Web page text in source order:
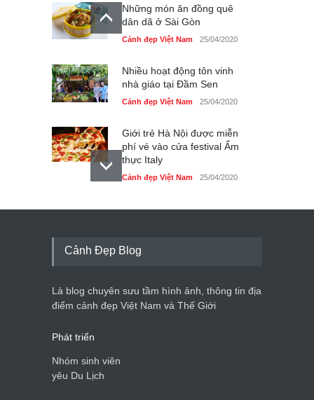
Những món ăn đồng quê
dân dã ở Sài Gòn
Cảnh đẹp Việt Nam 25/04/2020
Nhiều hoạt động tôn vinh
nhà giáo tại Đầm Sen
Cảnh đẹp Việt Nam 25/04/2020
Giới trẻ Hà Nội được miễn
phí vé vào cửa festival Ẩm
thực Italy
Cảnh đẹp Việt Nam 25/04/2020
Tam giác mạch khoe sắc
du lịch quốc gia
Cảnh đẹp Việt Nam 24/04/2020
Cảnh Đẹp Blog
Là blog chuyên sưu tầm hình ảnh, thông tin địa
điểm cảnh đẹp Việt Nam và Thế Giới
Phát triển
Nhóm sinh viên
yêu Du Lịch